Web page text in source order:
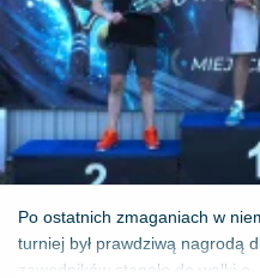
Po ostatnich zmaganiach w
turniej był prawdziwą nagrodą
zawodników stanęło do walki o ...